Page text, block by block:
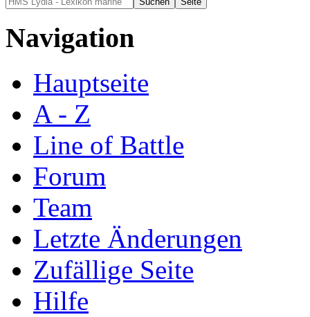
Navigation
Hauptseite
A - Z
Line of Battle
Forum
Team
Letzte Änderungen
Zufällige Seite
Hilfe